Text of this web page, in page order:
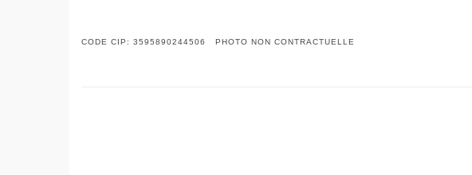
CODE CIP: 3595890244506 PHOTO NON CONTRACTUELLE